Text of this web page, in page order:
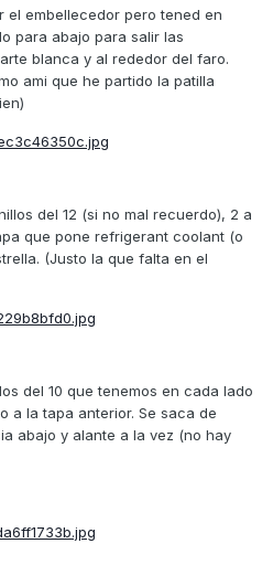
el embellecedor pero tened en
para abajo para salir las
blanca y al rededor del faro.
ami que he partido la patilla
del 12 (si no mal recuerdo), 2 a
que pone refrigerant coolant (o
(Justo la que falta en el
del 10 que tenemos en cada lado
a la tapa anterior. Se saca de
abajo y alante a la vez (no hay